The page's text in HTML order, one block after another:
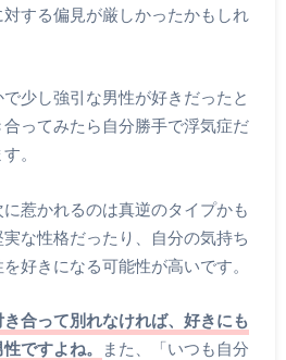
する偏見が厳しかったかもしれ
少し強引な男性が好きだったと
ってみたら自分勝手で浮気症だ
。
惹かれるのは真逆のタイプかも
な性格だったり、自分の気持ち
好きになる可能性が高いです。
合って別れなければ、好きにも
ですよね。
また、「いつも自分